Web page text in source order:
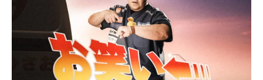
全国どこでも楽しめる介護予防体操DVD
地方でも利用できるDVD注文のポイント
SNSで話題のDVD体操を全国で楽しむ方法
日々の健康維持に役立つDVDリハビリ活用術